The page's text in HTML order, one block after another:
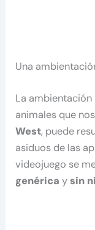
Una
La ambientación
animales que
West, puede
asiduos de las
videojuego se
genérica ysin